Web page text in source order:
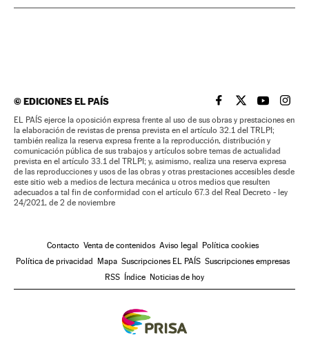
©EDICIONES EL PAÍS EL PAÍS BRASIL EN
EL PAÍSEL PAÍS
EL
EL PAÍS ejerce la oposición expresa frente al uso de sus obras y prestaciones en
la elaboración de revistas de prensa prevista en el artículo 32.1 del TRLPI;
también realiza la reserva expresa frente a la reproducción, distribución y
comunicación pública de sus trabajos y artículos sobre temas de actualidad
prevista en el artículo 33.1 del TRLPI; y, asimismo, realiza una reserva expresa
de las reproducciones y usos de las obras y otras prestaciones accesibles desde
este sitio web a medios de lectura mecánica u otros medios que resulten
adecuados a tal fin de conformidad con el artículo 67.3 del Real Decreto - ley
24/2021, de 2 de noviembre
Contacto Venta de contenidos Aviso legal Política cookies
Política de privacidad Mapa Suscripciones EL PAÍS Suscripciones empresas
RSS Índice Noticias de hoy